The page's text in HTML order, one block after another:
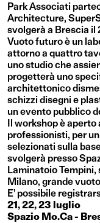
Park Associati
Architecture,
svolgerà a Brescia il
Vuoto futuro è un
attorno a quattro
uno studio che
progetterà uno
architettonico
schizzi disegni e
un evento pubblico
Il workshop è
professionisti, per
selezionati sulla
svolgerà presso
Laminatoio
Milano, grande
E' possibile
21, 22, 23 luglio
Spazio Mo.Ca -